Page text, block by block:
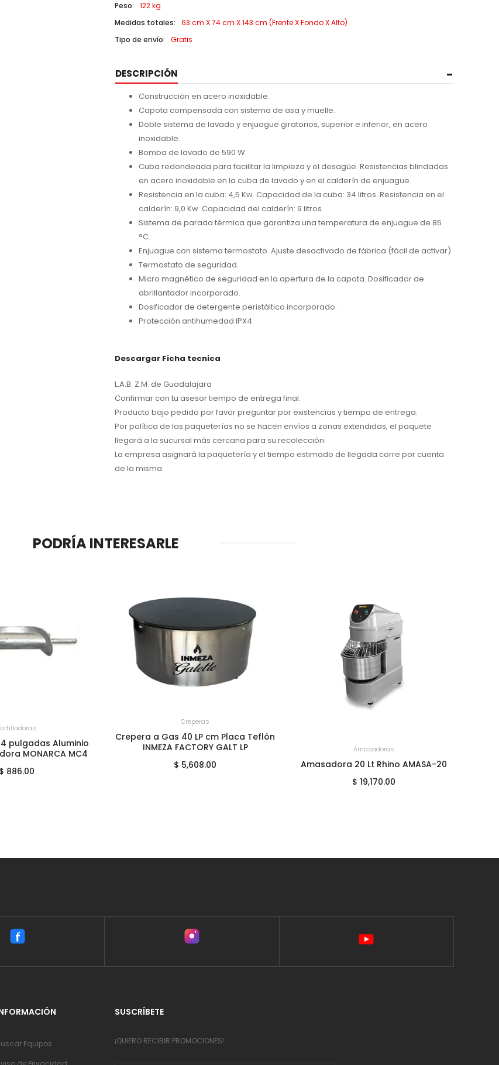
Peso:
122 kg
Medidas totales:
63 cm X 74 cm X 143 cm (Frente X Fondo X Alto)
Tipo de envío:
Gratis
DESCRIPCIÓN
Construcción en acero inoxidable.
Capota compensada con sistema de asa y muelle.
Doble sistema de lavado y enjuague giratorios, superior e inferior, en acero
inoxidable.
Bomba de lavado de 590 W.
Cuba redondeada para facilitar la limpieza y el desagüe. Resistencias blindadas
en acero inoxidable en la cuba de lavado y en el calderín de enjuague.
Resistencia en la cuba: 4,5 Kw. Capacidad de la cuba: 34 litros. Resistencia en el
calderín: 9,0 Kw. Capacidad del calderín: 9 litros.
Sistema de parada térmica que garantiza una temperatura de enjuague de 85
°C.
Enjuague con sistema termostato. Ajuste desactivado de fábrica (fácil de activar).
Termostato de seguridad.
Micro magnético de seguridad en la apertura de la capota. Dosificador de
abrillantador incorporado.
Dosificador de detergente peristáltico incorporado.
Protección antihumedad IPX4.
Descargar Ficha tecnica
L.A.B: Z.M. de Guadalajara
Confirmar con tu asesor tiempo de entrega final.
Producto bajo pedido por favor preguntar por existencias y tiempo de entrega.
Por política de las paqueterías no se hacen envíos a zonas extendidas, el paquete
llegará a la sucursal más cercana para su recolección.
La empresa asignará la paquetería y el tiempo estimado de llegada corre por cuenta
de la misma.
PODRÍA INTERESARLE
AL CARRITO
pulgadas Aluminio
MONARCA MC4
$ 886.00
AGREGAR AL CARRITO
Creperas
Crepera a Gas 40 LP cm Placa Teflón
INMEZA FACTORY GALT LP
$ 5,608.00
AGREGAR AL CARRITO
Amasadoras
Amasadora 20 Lt Rhino AMASA-20
$ 19,170.00
Equipos
SUSCRÍBETE
¡QUIERO RECIBIR PROMOCIONES!